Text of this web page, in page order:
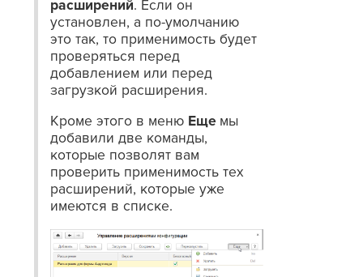
расширений. Если он
установлен, а по-умолчанию
это так, то применимость будет
проверяться перед
добавлением или перед
загрузкой расширения.
Кроме этого в меню Еще мы
добавили две команды,
которые позволят вам
проверить применимость тех
расширений, которые уже
имеются в списке.